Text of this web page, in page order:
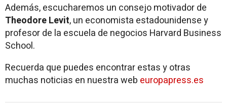
Además, escucharemos un consejo motivador de
Theodore Levit, un economista estadounidense y
profesor de la escuela de negocios Harvard Business
School.
Recuerda que puedes encontrar estas y otras
muchas noticias en nuestra web europapress.es